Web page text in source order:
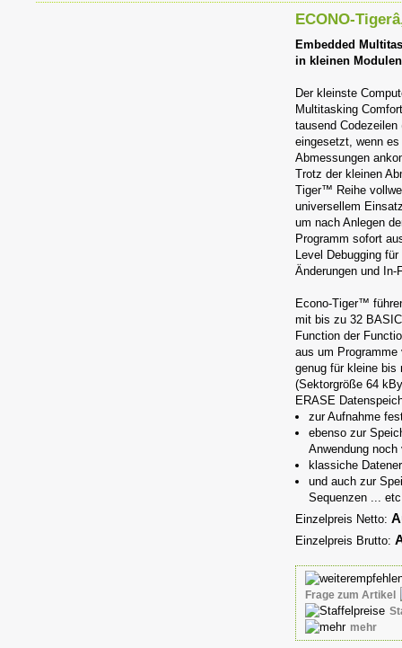
ECONO-
Embedded
in kleinen Modulen
Der kleinste
Multitasking
tausend
eingesetzt, wenn
Abmessungen
Trotz der kleinen
Tiger™ Reihe
universellem
um nach Anlegen
Programm sofort
Level Debugging
Änderungen und In-
Econo-Tiger™
mit bis zu 32
Function der
aus um
genug für kleine bis
(Sektorgröße 64
ERASE
zur Aufnahme
ebenso zur
Anwendung
klassiche
und auch zur
Sequenzen ... etc
Einzelpreis Netto:
Einzelpreis Brutto:
Frage zum Artikel
mehr